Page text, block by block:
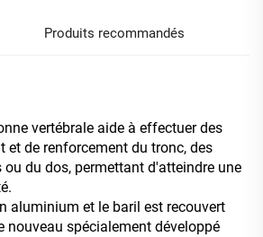
Produits recommandés
vertébrale aide à effectuer des
et de renforcement du tronc, des
ou du dos, permettant d'atteindre une
aluminium et le baril est recouvert
nouveau spécialement développé